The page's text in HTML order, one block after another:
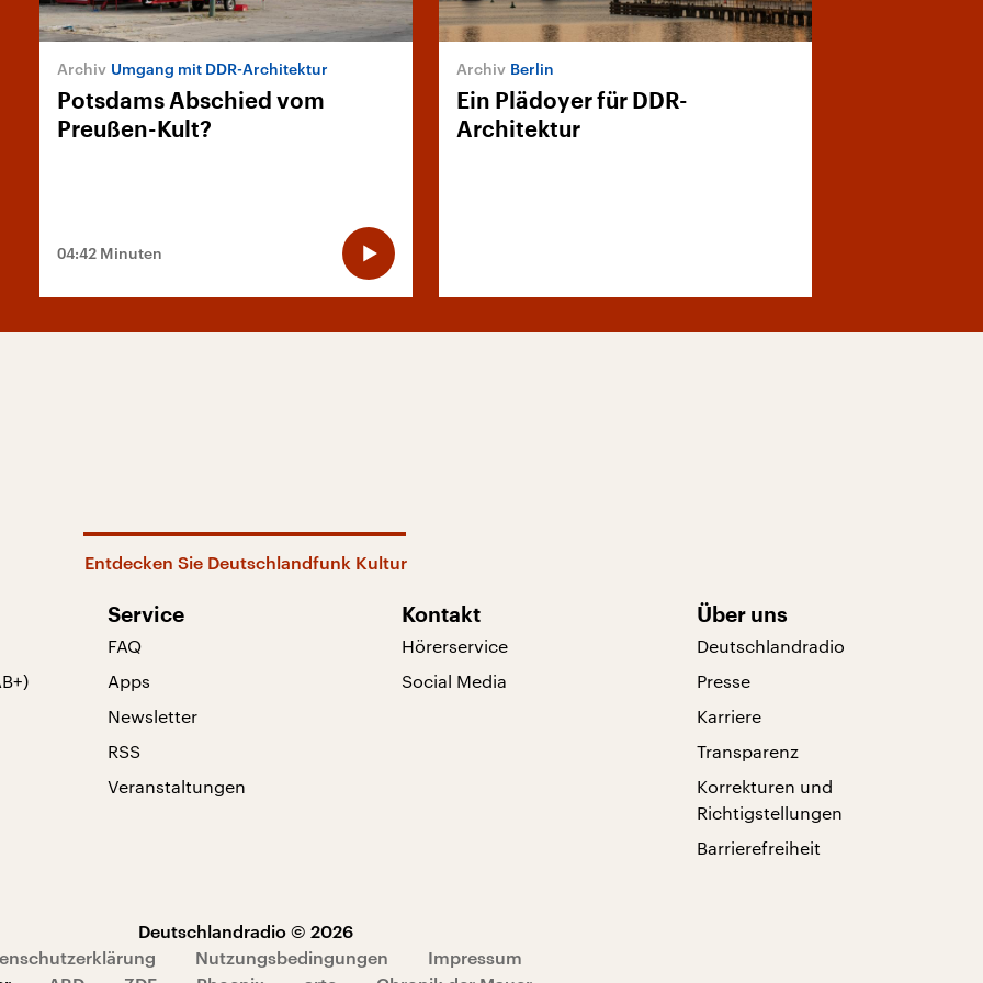
Umgang mit DDR-Architektur
Potsdams Abschied vom
Preußen-Kult?
04:42 Minuten
Berlin
Ein Plädoyer für DDR-
Architektur
Entdecken Sie Deutschlandfunk Kultur
Service
FAQ
Apps
Newsletter
RSS
Veranstaltungen
Kontakt
Hörerservice
Social Media
Über uns
Deutschlandradio
Presse
Karriere
Transparenz
Korrekturen und
Richtigstellungen
Barrierefreiheit
Deutschlandradio © 2026
Nutzungsbedingungen
Impressum